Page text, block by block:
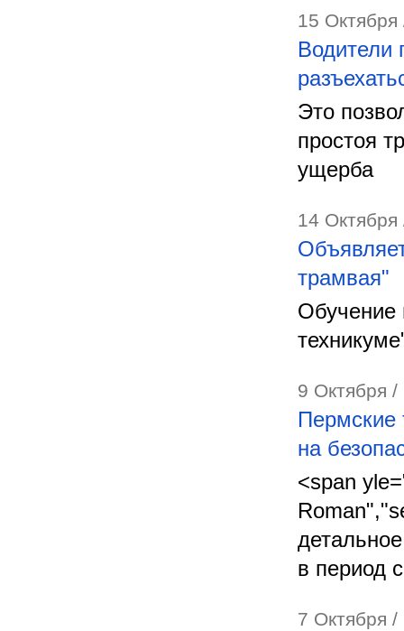
15 Октября
Водители
Это
простоя
ущерба
14 Октября
трамвая"
Обучение
9 Октября /
Пермские
на
<span
в период
7 Октября /